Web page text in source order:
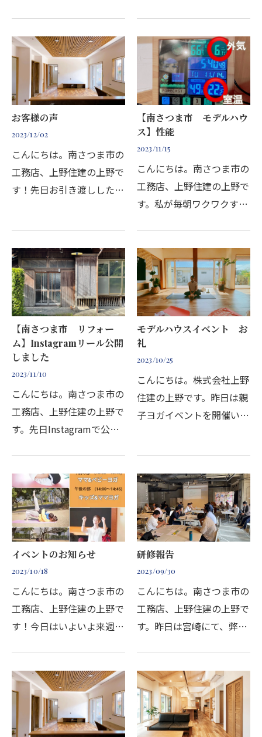
げ、ようやくアップいたし
ました。（毎回楽しみにし
てくださっていた方、本
当…
無事に地鎮祭を行うことが
できました！お施主様ご家
族も感無量だったので…
お客様の声
2023/12/02
こんにちは。南さつま市の
工務店、上野住建の上野で
す！先日お引き渡ししたお
ていることとかないです
か？』とお尋ねしたとこ
ろ…
【南さつま市 モデルハウ
ス】性能
2023/11/15
こんにちは。南さつま市の
工務店、上野住建の上野で
す。私が毎朝ワクワクする
きなの？』と思われた方、
そうではありません！私は
極度の冷え性です！ではな
ん…
【南さつま市 リフォー
ム】Instagramリール公開
しました
2023/11/10
こんにちは。南さつま市の
工務店、上野住建の上野で
す。先日Instagramで公開
ん再生されているようで
す！古民家がどのように生
まれ変わったか、皆さんに
興味を持…
モデルハウスイベント お
礼
2023/10/25
こんにちは。株式会社上野
住建の上野です。昨日は親
子ヨガイベントを開催いた
ントはモデルハウスで開催
したのですが、皆さん…
イベントのお知らせ
2023/10/18
こんにちは。南さつま市の
工務店、上野住建の上野で
す！今日はいよいよ来週に
のスポーツの秋！親子で楽
しい時間を過ごしません
か？場所は上野住建のモ…
研修報告
2023/09/30
こんにちは。南さつま市の
工務店、上野住建の上野で
す。昨日は宮崎にて、弊社
務店の方々と勉強会でし
た。なんで弊社が高気密・
高断熱住宅を建てている…